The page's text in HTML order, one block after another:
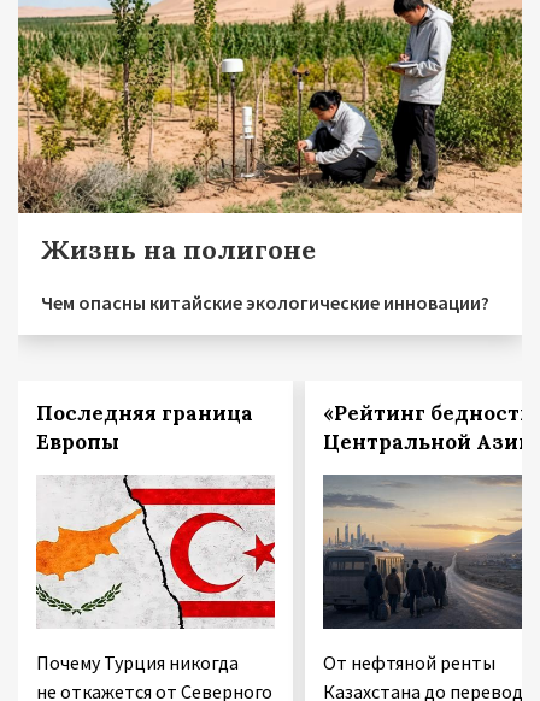
Жизнь на полигоне
Чем опасны китайские экологические инновации?
Последняя граница
Европы
Почему Турция никогда
не откажется от Северного
«Рейтинг
Центральной Азии
От нефтяной ренты
Казахстана до